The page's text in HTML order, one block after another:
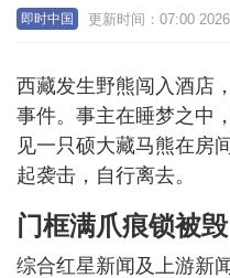
即时中国 更新时间：07:00
西藏发生野熊闯入酒店
事件。事主在睡梦之中
见一只硕大藏马熊在房
起袭击，自行离去。
门框满爪痕锁被毁
综合红星新闻及上游新